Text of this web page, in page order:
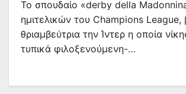
Το σπουδαίο «derby della
ημιτελικών του Champions League,
θριαμβεύτρια την Ίντερ η οποία
τυπικά φιλοξενούμενη-…